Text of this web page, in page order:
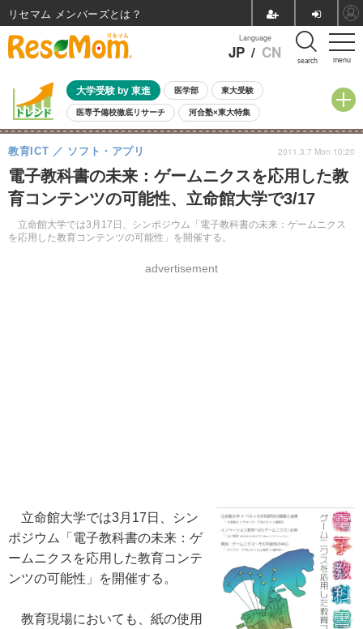
menu
Language
JP / CN search
大学受験 by 東進 医学部 東大受験
医専予備校徹底リサーチ 河合塾×東大特集
親子で考える大学選び 高校受験 中学受験 小学校受験
共通テスト 夏休み 8月開催学校説明会・相談会
8月開催イベント・WS 全国公立高校 過去問 人気記事
自由研究教材（小学生向け） 自由研究教材（中学生向け） ランキング
電子教科書の未来：ゲームニクスを応用した教
育コンテンツの可能性、立命館大学で3/17
立命館大学では3月17日、シンポジウム「電子教科書の未来：ゲームニクス
を応用した教育コンテンツの可能性」を開催する。
教育ICT ソフト・アプリ
advertisement
2011.3.7 Mon 10:20
立命館大学では3月17日、シン
ポジウム「電子教科書の未来：ゲ
ームニクスを応用した教育コンテ
ンツの可能性」を開催する。
教育現場においても、紙の使用
リセマム メンバーズ